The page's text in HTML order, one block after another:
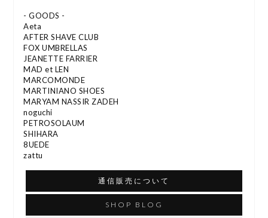
- GOODS -
Aeta
AFTER SHAVE CLUB
FOX UMBRELLAS
JEANETTE FARRIER
MAD et LEN
MARCOMONDE
MARTINIANO SHOES
MARYAM NASSIR ZADEH
noguchi
PETROSOLAUM
SHIHARA
8UEDE
zattu
通信販売について
SHOP BLOG